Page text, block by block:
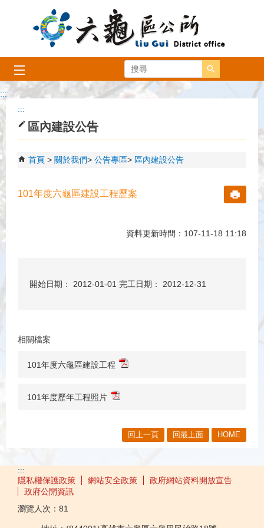
跳到主要內容區塊
搜尋
:::
:::
區內建設公告
首頁 關於我們 公告專區 區內建設公告
101年度六龜區建設工程歷案
資料更新時間：107-11-18 11:18
開始日期： 2012-01-01 完工日期： 2012-12-31
相關檔案
101年度六龜區建設工程
101年度歷年工程照片
回上一頁 回最上面 HOME
:::
隱私權保護政策
網站安全政策
政府網站資料開放宣告
政府公開資訊
瀏覽人次： 81